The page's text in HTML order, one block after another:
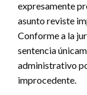
expresamente
asunto reviste
Conforme a la
sentencia
administrativo
improcedente.